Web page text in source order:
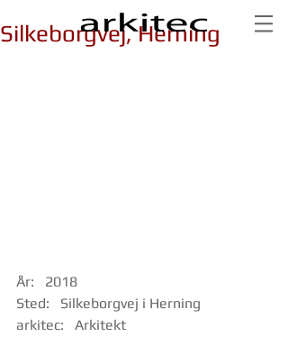
Silkeborgvej, Herning
År:   2018
Sted:   Silkeborgvej i Herning
arkitec:   Arkitekt